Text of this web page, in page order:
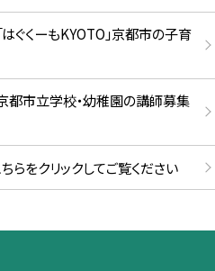
ぐくーもKYOTO」京都市の子育
都市立学校・幼稚園の講師募集
をクリックしてご覧ください